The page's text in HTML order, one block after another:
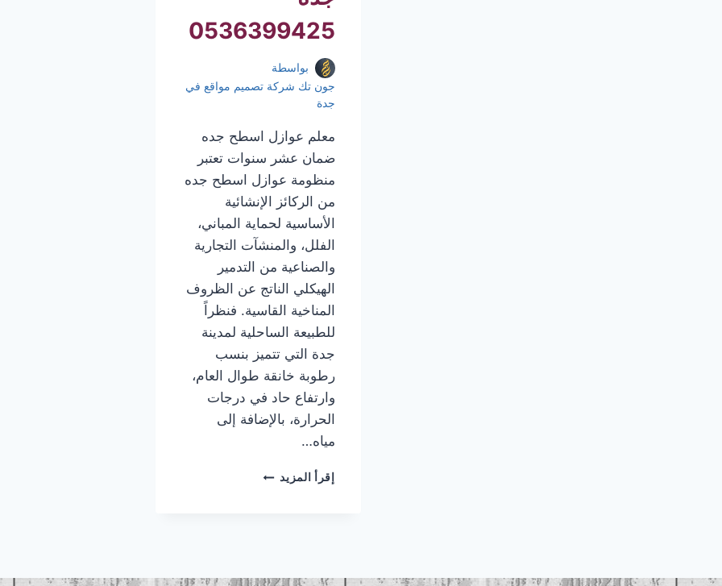
0536399425
بواسطة
جون تك شركة تصميم مواقع في
جدة
معلم عوازل اسطح جده
ضمان عشر سنوات تعتبر
منظومة عوازل اسطح جده
من الركائز الإنشائية
الأساسية لحماية المباني،
الفلل، والمنشآت التجارية
والصناعية من التدمير
الهيكلي الناتج عن الظروف
المناخية القاسية. فنظراً
للطبيعة الساحلية لمدينة
جدة التي تتميز بنسب
رطوبة خانقة طوال العام،
وارتفاع حاد في درجات
الحرارة، بالإضافة إلى
مياه…
إقرأ المزيد معلم
اسطح